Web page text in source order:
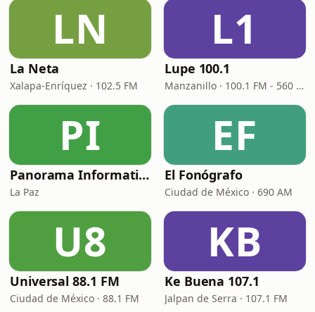
LN
La Neta
Xalapa-Enríquez · 102.5 FM
L1
Lupe 100.1
Manzanillo · 100.1 FM - 560 AM
PI
Panorama Informativo
La Paz
EF
El Fonógrafo
Ciudad de México · 690 AM
U8
Universal 88.1 FM
Ciudad de México · 88.1 FM
KB
Ke Buena 107.1
Jalpan de Serra · 107.1 FM